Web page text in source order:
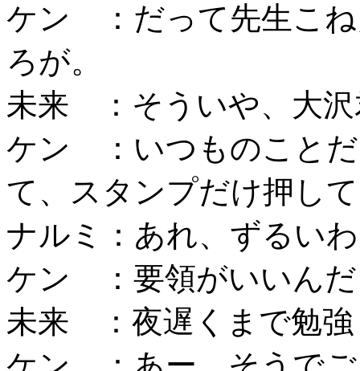
ケン ：だって先生こね
ろが。
未来 ：そういや、大沢
ケン ：いつものことだ
て、スタンプだけ押し
ナルミ：あれ、ずるい
ケン ：要領がいいん
未来 ：夜遅くまで勉強